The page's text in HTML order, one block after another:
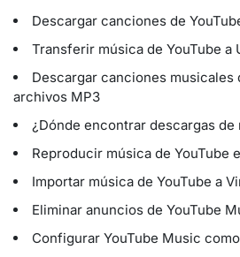
Descargar canciones de
Transferir música de YouTube a
Descargar canciones musicales
archivos MP3
¿Dónde encontrar descargas de
Reproducir música de YouTube
Importar música de YouTube a
Eliminar anuncios de YouTube
Configurar YouTube Music